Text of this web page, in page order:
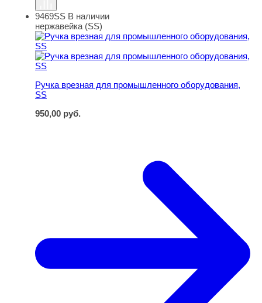
Ручка врезная для промышленного оборудования, SS
9469SS В наличии
нержавейка (SS)
Ручка врезная для промышленного оборудования,
SS
950,00 руб.